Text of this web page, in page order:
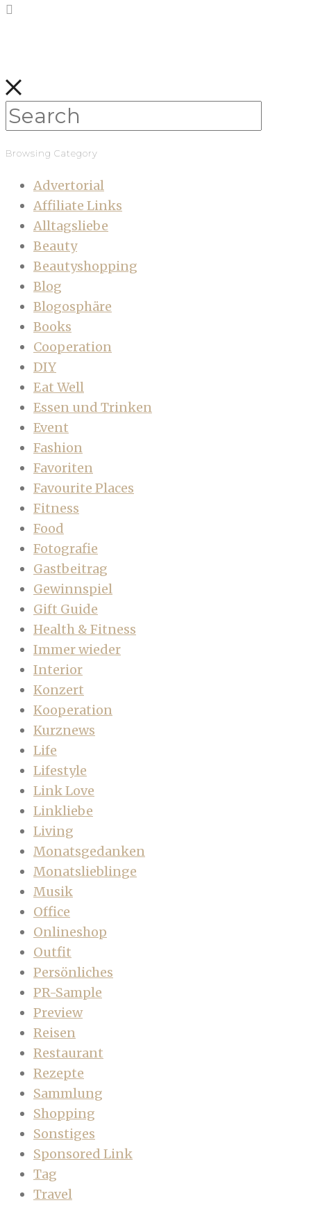
Browsing Category
Advertorial
Affiliate Links
Alltagsliebe
Beauty
Beautyshopping
Blog
Blogosphäre
Books
Cooperation
DIY
Eat Well
Essen und Trinken
Event
Fashion
Favoriten
Favourite Places
Fitness
Food
Fotografie
Gastbeitrag
Gewinnspiel
Gift Guide
Health & Fitness
Immer wieder
Interior
Konzert
Kooperation
Kurznews
Life
Lifestyle
Link Love
Linkliebe
Living
Monatsgedanken
Monatslieblinge
Musik
Office
Onlineshop
Outfit
Persönliches
PR-Sample
Preview
Reisen
Restaurant
Rezepte
Sammlung
Shopping
Sonstiges
Sponsored Link
Tag
Travel